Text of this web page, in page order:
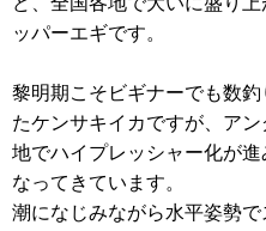
ッパーエギです。
黎明期こそビギナーでも数
たケンサキイカですが、ア
地でハイプレッシャー化が
なってきています。
潮になじみながら水平姿勢